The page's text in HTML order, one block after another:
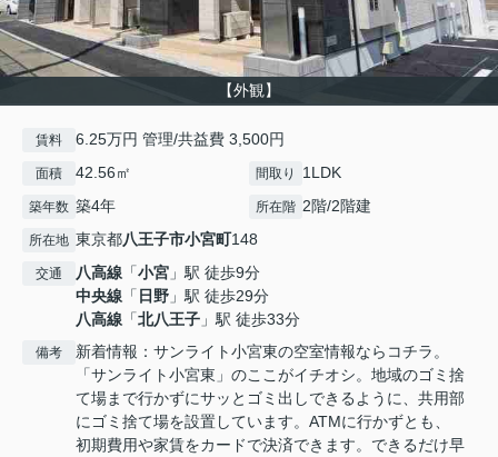
【外観】
賃料 6.25万円 管理/共益費 3,500円
面積 42.56㎡ 間取り 1LDK
築年数 築4年 所在階 2階/2階建
所在地 東京都八王子市小宮町148
交通 八高線 「小宮 」駅 徒歩9分
中央線 「 日野 」駅 徒歩29分
八高線 「北八王子 」駅 徒歩33分
備考
新着情報：サンライト小宮東の空室情報ならコチラ。
「サンライト小宮東」のここがイチオシ。地域のゴミ捨
て場まで行かずにサッとゴミ出しできるように、共用部
にゴミ捨て場を設置しています。ATMに行かずとも、
初期費用や家賃をカードで決済できます。できるだけ早